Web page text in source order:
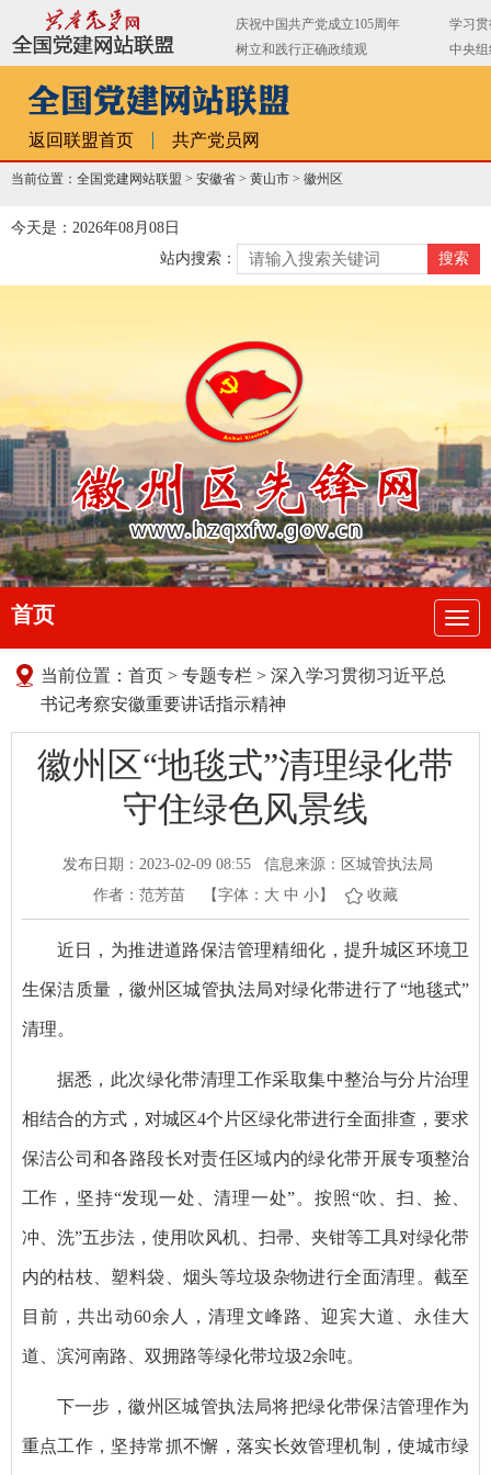
返回联盟首页 共产党员网
当前位置：全国党建网站联盟 > 安徽省 > 黄山市 > 徽州区
今天是：2026年08月08日
站内搜索：
导
航
首页
当前位置： 首页 > 专题专栏 > 深入学习贯彻习近平总
书记考察安徽重要讲话指示精神
徽州区“地毯式”清理绿化带
守住绿色风景线
发布日期：2023-02-09 08:55
信息来源：区城管执法局
作者：范芳苗
【字体： 大 中 小】 收藏
近日，为推进道路保洁管理精细化，提升城区环境卫
生保洁质量，徽州区城管执法局对绿化带进行了“地毯式”
清理。
据悉，此次绿化带清理工作采取集中整治与分片治理
相结合的方式，对城区4个片区绿化带进行全面排查，要求
保洁公司和各路段长对责任区域内的绿化带开展专项整治
工作，坚持“发现一处、清理一处”。按照“吹、扫、捡、
冲、洗”五步法，使用吹风机、扫帚、夹钳等工具对绿化带
内的枯枝、塑料袋、烟头等垃圾杂物进行全面清理。截至
目前，共出动60余人，清理文峰路、迎宾大道、永佳大
道、滨河南路、双拥路等绿化带垃圾2余吨。
下一步，徽州区城管执法局将把绿化带保洁管理作为
重点工作，坚持常抓不懈，落实长效管理机制，使城市绿